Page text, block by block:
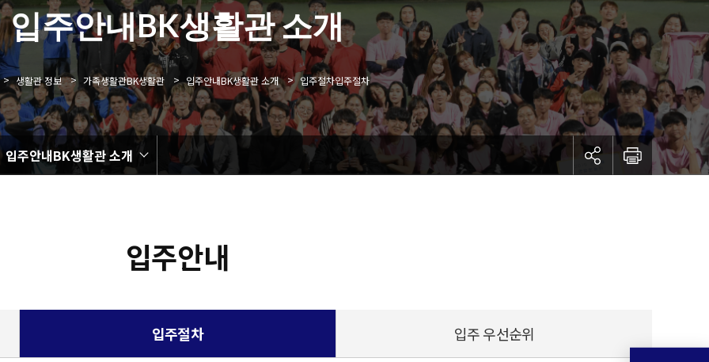
입주안내BK생활관 소개
> 생활관 정보 > 가족생활관BK생활관 > 입주안내BK생활관 소개 > 입주절차입주절차
입주안내BK생활관 소개
입주안내
입주절차 입주 우선순위